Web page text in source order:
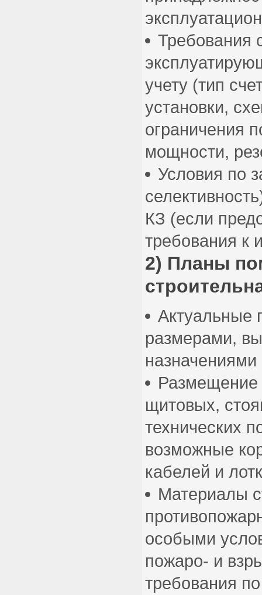
Требования
учету (тип
установки,
ограничения
мощности,
Условия по
КЗ (если
требования к
2) Планы
Актуальные
размерами,
Размещение
щитовых,
технических
возможные
кабелей и
Материалы
особыми
пожаро- и
требования